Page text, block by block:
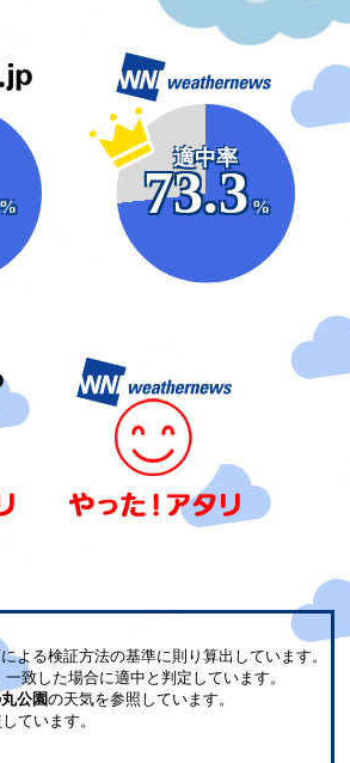
適中率
73.3
%
よる検証方法の基準に則り算出しています。
一致した場合に適中と判定しています。
公園の天気を参照しています。
ています。